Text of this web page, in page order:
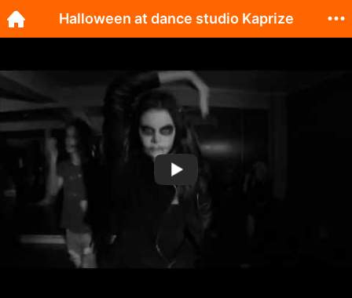
Halloween at dance studio Kaprize